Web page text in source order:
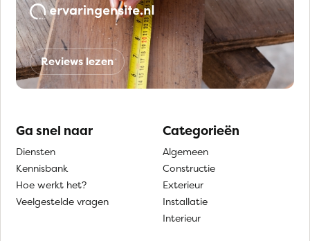
Reviews lezen
Ga snel naar
Diensten
Kennisbank
Hoe werkt het?
Veelgestelde vragen
Categorieën
Algemeen
Constructie
Exterieur
Installatie
Interieur